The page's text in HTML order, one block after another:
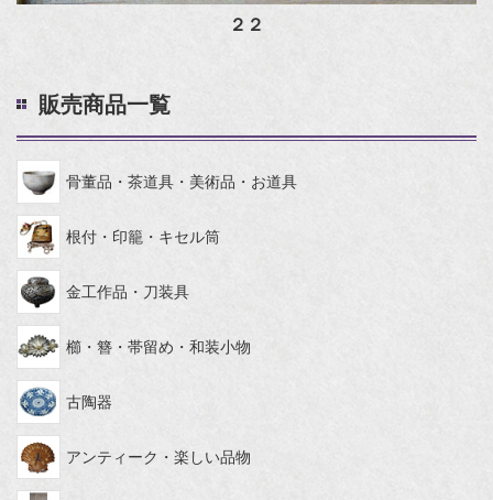
２２
販売商品一覧
骨董品・茶道具・美術品・お道具
根付・印籠・キセル筒
金工作品・刀装具
櫛・簪・帯留め・和装小物
古陶器
アンティーク・楽しい品物